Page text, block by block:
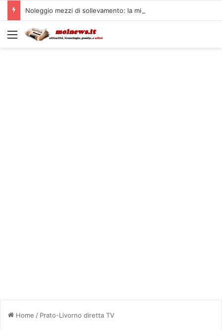
Noleggio mezzi di sollevamento: la migliore soluzione
Menu
Home / Prato-Livorno diretta TV